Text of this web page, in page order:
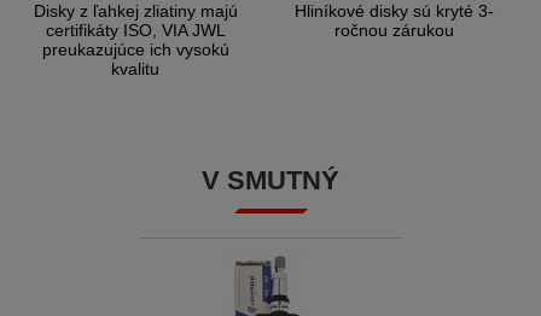
Disky z ľahkej zliatiny majú
certifikáty ISO, VIA JWL
preukazujúce ich vysokú
kvalitu
Hliníkové disky sú kryté 3-
ročnou zárukou
V SMUTNÝ